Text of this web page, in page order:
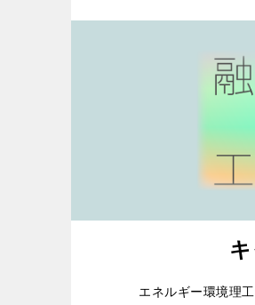
エネルギー環境理